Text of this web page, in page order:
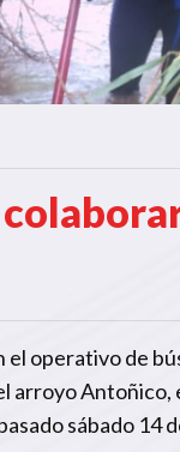
operativo de
Antoñico,
sábado 14